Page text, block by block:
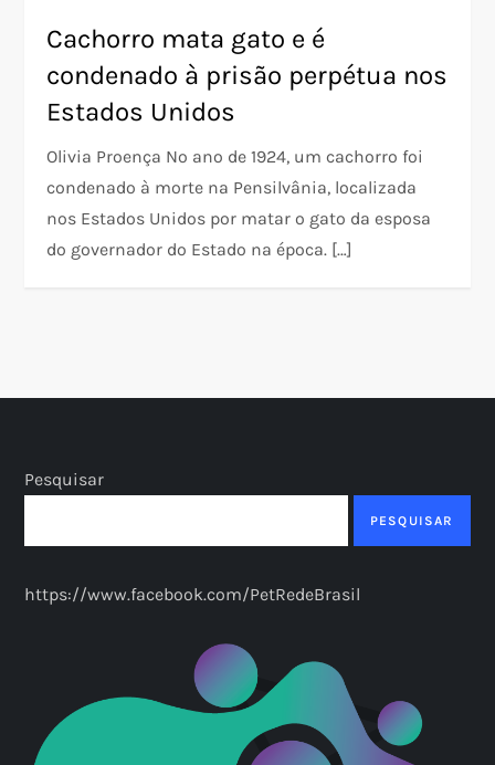
Cachorro mata gato e é
condenado à prisão perpétua nos
Estados Unidos
Olivia Proença No ano de 1924, um cachorro foi
condenado à morte na Pensilvânia, localizada
nos Estados Unidos por matar o gato da esposa
do governador do Estado na época. […]
Pesquisar
PESQUISAR
https://www.facebook.com/PetRedeBrasil